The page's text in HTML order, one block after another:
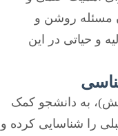
مسئله روشن و
و حیاتی در این
به دانشجو کمک
را شناسایی کرده و